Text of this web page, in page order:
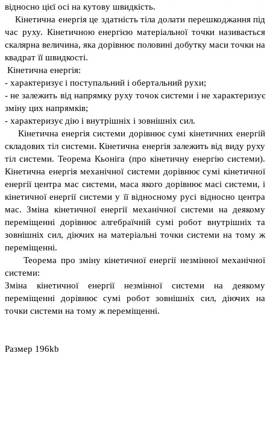
відносно цієї осі на кутову швидкість.
Кінетична енергія це здатність тіла долати перешкоджання під
час руху. Кінетичною енергією матеріальної точки називається
скалярна величина, яка дорівнює половині добутку маси точки на
квадрат її швидкості.
Кінетична енергія:
- характеризує і поступальний і обертальний рухи;
- не залежить від напрямку руху точок системи і не характеризує
зміну цих напрямків;
- характеризує дію і внутрішніх і зовнішніх сил.
Кінетична енергія системи дорівнює сумі кінетичних енергій
складових тіл системи. Кінетична енергія залежить від виду руху
тіл системи. Теорема Кьоніга (про кінетичну енергію системи).
Кінетична енергія механічної системи дорівнює сумі кінетичної
енергії центра мас системи, маса якого дорівнює масі системи, і
кінетичної енергії системи у її відносному русі відносно центра
мас. Зміна кінетичної енергії механічної системи на деякому
переміщенні дорівнює алгебраїчній сумі робот внутрішніх та
зовнішніх сил, діючих на матеріальні точки системи на тому ж
переміщенні.
Теорема про зміну кінетичної енергії незмінної механічної
системи:
Зміна кінетичної енергії незмінної системи на деякому
переміщенні дорівнює сумі робот зовнішніх сил, діючих на
точки системи на тому ж переміщенні.
Размер 196kb